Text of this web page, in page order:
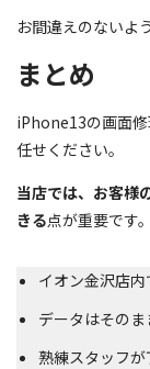
お間違えのないよ
まとめ
iPhone13の画面
任せください。
当店では、お客様
きる点が重要です。
イオン金沢店
データはその
熟練スタッフ